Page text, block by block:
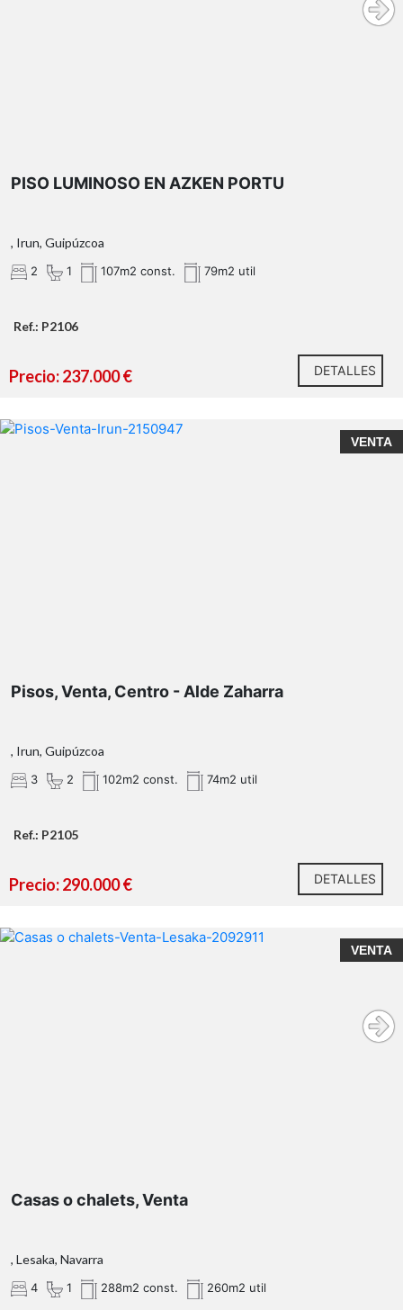
PISO LUMINOSO EN AZKEN PORTU
, Irun, Guipúzcoa
2 1 107m2 const. 79m2 util
Ref.: P2106
Precio: 237.000 € DETALLES
VENTA
Pisos, Venta, Centro - Alde Zaharra
, Irun, Guipúzcoa
3 2 102m2 const. 74m2 util
Ref.: P2105
Precio: 290.000 € DETALLES
VENTA
Casas o chalets, Venta
, Lesaka, Navarra
4 1 288m2 const. 260m2 util